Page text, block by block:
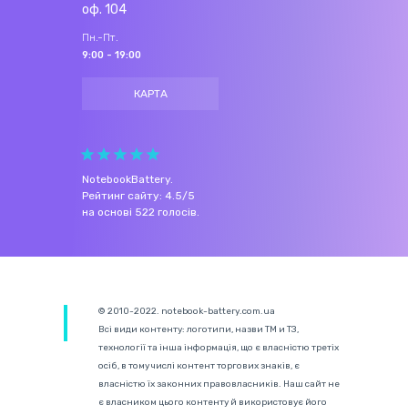
оф. 104
Пн.-Пт.
9:00 - 19:00
КАРТА
NotebookBattery.
Рейтинг сайту: 4.5/5
на основі 522 голосів.
© 2010-2022. notebook-battery.com.ua
Всі види контенту: логотипи, назви ТМ и ТЗ,
технології та інша інформація, що є власністю третіх
осіб, в тому числі контент торгових знаків, є
власністю їх законних правовласників. Наш сайт не
є власником цього контенту й використовує його